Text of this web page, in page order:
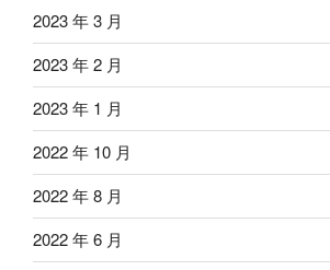
2023 年 3 月
2023 年 2 月
2023 年 1 月
2022 年 10 月
2022 年 8 月
2022 年 6 月